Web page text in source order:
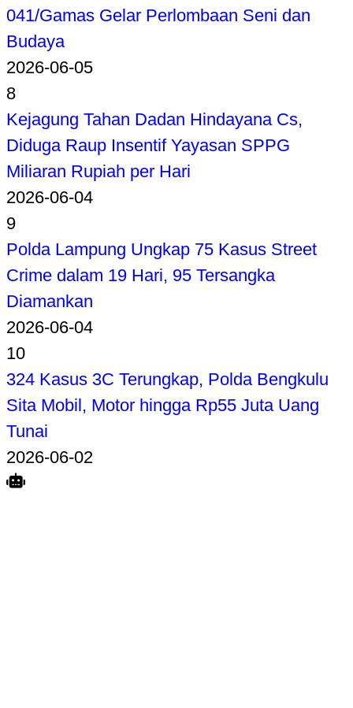
041/Gamas Gelar Perlombaan Seni dan
Budaya
2026-06-05
8
Kejagung Tahan Dadan Hindayana Cs,
Diduga Raup Insentif Yayasan SPPG
Miliaran Rupiah per Hari
2026-06-04
9
Polda Lampung Ungkap 75 Kasus Street
Crime dalam 19 Hari, 95 Tersangka
Diamankan
2026-06-04
10
324 Kasus 3C Terungkap, Polda Bengkulu
Sita Mobil, Motor hingga Rp55 Juta Uang
Tunai
2026-06-02